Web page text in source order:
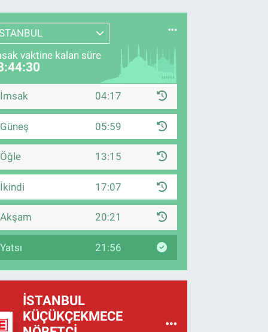
vaktine kalan süre
İmsak 04:17
Güneş 05:59
Öğle 13:15
İkindi 17:07
Akşam 20:21
Yatsı 21:56
İSTANBUL
KÜÇÜKÇEKMECE